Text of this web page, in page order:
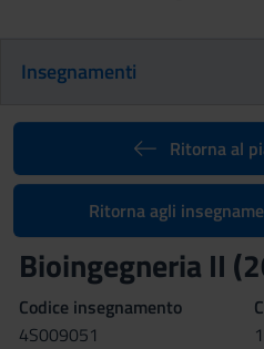
Insegnamenti
Ritorna al
Ritorna agli
Bioingegneria II
Codice insegnamento
4S009051